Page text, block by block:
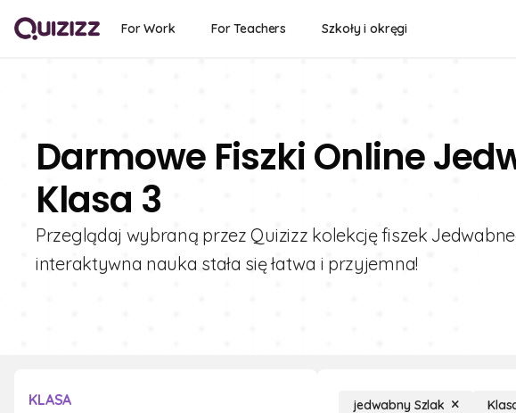
For Work For Teachers Szkoły i okręgi
Darmowe Fiszki Online
Klasa 3
Przeglądaj wybraną przez Quizizz kolekcję fiszek
interaktywna nauka stała się łatwa i przyjemna!
KLASA jedwabny Szlak